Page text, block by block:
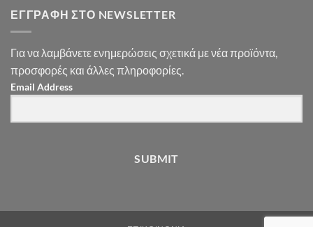
ΕΓΓΡΑΦΉ ΣΤΟ NEWSLETTER
Για να λαμβάνετε ενημερώσεις σχετικά με νέα προϊόντα,
προσφορές και άλλες πληροφορίες.
Email Address
SUBMIT